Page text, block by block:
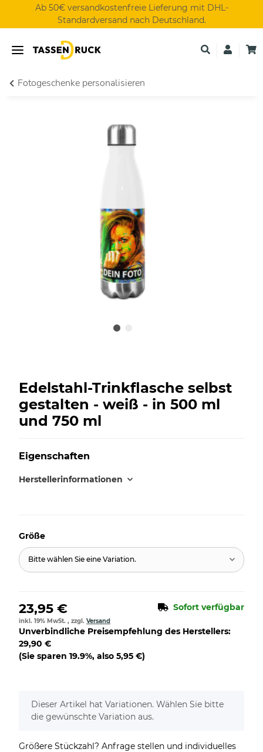
Ab 50€ versandkostenfreie Lieferung mit DHL-
Standardversand nach Deutschland.
Fotogeschenke personalisieren
Edelstahl-Trinkflasche selbst
gestalten - weiß - in 500 ml
und 750 ml
Eigenschaften
Herstellerinformationen
Größe
Bitte wählen Sie eine Variation.
23,95 € Sofort verfügbar
inkl. 19% MwSt. , zzgl. Versand
Unverbindliche Preisempfehlung des Herstellers:
29,90 €
(Sie sparen 19.9%, also 5,95 €)
x
Dieser Artikel hat Variationen. Wählen Sie bitte
die gewünschte Variation aus.
Größere Stückzahl? Anfrage stellen und individuelles